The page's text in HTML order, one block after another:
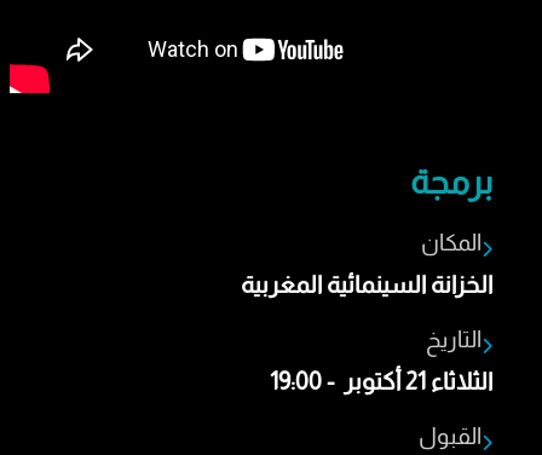
برمجة
المكان
الخزانة السينمائية المغربية
التاريخ
الثلاثاء 21 أكتوبر - 19:00
القبول